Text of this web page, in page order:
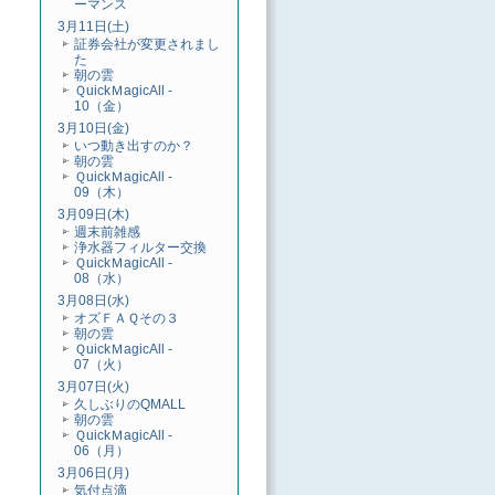
ーマンス
3月11日(土)
証券会社が変更されまし
た
朝の雲
ＱuickＭagicAll -
10（金）
3月10日(金)
いつ動き出すのか？
朝の雲
ＱuickＭagicAll -
09（木）
3月09日(木)
週末前雑感
浄水器フィルター交換
ＱuickＭagicAll -
08（水）
3月08日(水)
オズＦＡＱその３
朝の雲
ＱuickＭagicAll -
07（火）
3月07日(火)
久しぶりのQMALL
朝の雲
ＱuickＭagicAll -
06（月）
3月06日(月)
気付点滴